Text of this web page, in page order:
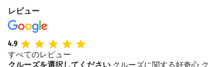
レビュー
4.9
すべてのレビュー
クルーズを選択してください クルーズに関する好奇心 ク